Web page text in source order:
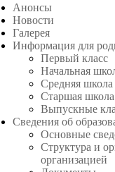
Анонсы
Новости
Галерея
Информация для
Первый класс
Начальная
Средняя школа
Старшая школа
Выпускные
Сведения об
Основные
Структура и
организацией